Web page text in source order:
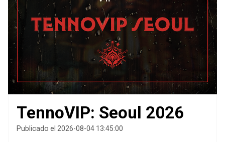
TennoVIP: Seoul 2026
Publicado el 2026-08-04 13:45:00